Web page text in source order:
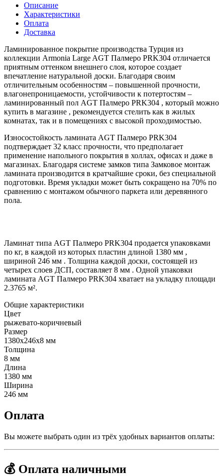
Описание
Характеристики
Оплата
Доставка
Ламинированное покрытие производства Турция из
коллекции Armonia Large AGT Палмеро PRK304 отличается
приятным оттенком внешнего слоя, которое создает
впечатление натуральной доски. Благодаря своим
отличительным особенностям – повышенной прочности,
влагонепроницаемости, устойчивости к потертостям –
ламинированный пол AGT Палмеро PRK304 , который можно
купить в магазине , рекомендуется стелить как в жилых
комнатах, так и в помещениях с высокой проходимостью.
Износостойкость ламината AGT Палмеро PRK304
подтверждает 32 класс прочности, что предполагает
применение напольного покрытия в холлах, офисах и даже в
магазинах. Благодаря системе замков типа Замковое монтаж
ламината производится в кратчайшие сроки, без специальной
подготовки. Время укладки может быть сокращено на 70% по
сравнению с монтажом обычного паркета или деревянного
пола.
Ламинат типа AGT Палмеро PRK304 продается упаковками
по кг, в каждой из которых пластин длиной 1380 мм ,
шириной 246 мм . Толщина каждой доски, состоящей из
четырех слоев ДСП, составляет 8 мм . Одной упаковки
ламината AGT Палмеро PRK304 хватает на укладку площади
2.3765 м².
Общие характеристики
Цвет
рыжевато-коричневый
Размер
1380x246x8 мм
Толщина
8 мм
Длина
1380 мм
Ширина
246 мм
Оплата
Вы можете выбрать один из трёх удобных вариантов оплаты:
💰 Оплата наличными